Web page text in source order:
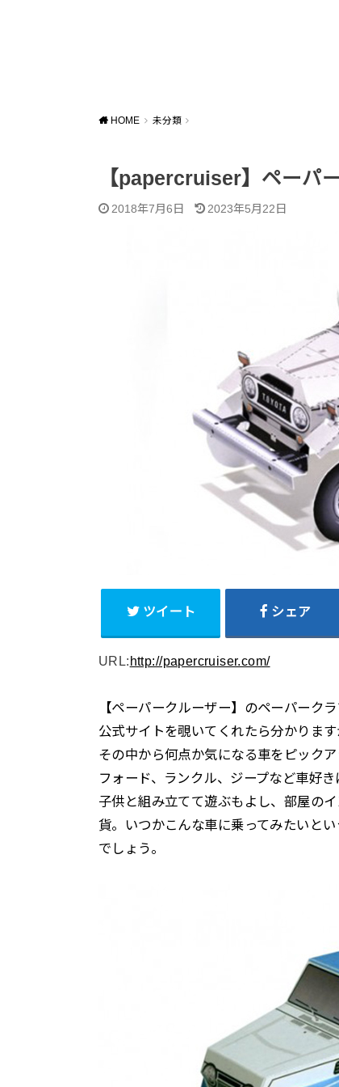
HOME 未分類
【papercruiser】ペーパ
2018年7月6日 2023年5月22日
ツイート シェア
URL: http://papercruiser.com/
【ペーパークルーザー】のペーパークラ
公式サイトを覗いてくれたら分かります
その中から何点か気になる車をピックア
フォード、ランクル、ジープなど車好
子供と組み立てて遊ぶもよし、部屋の
貨。いつかこんな車に乗ってみたいと
でしょう。